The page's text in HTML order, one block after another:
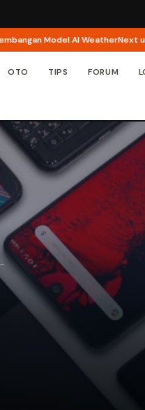
Model AI WeatherNext untuk
OTO TIPS FORUM